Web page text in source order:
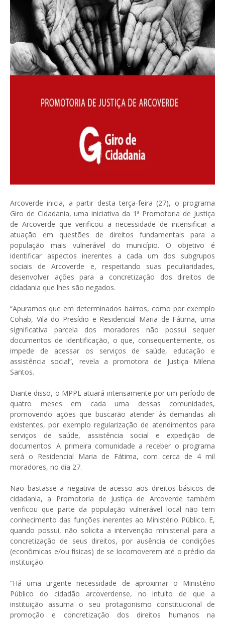
Arcoverde inicia, a partir desta terça-feira (27), o programa
Giro de Cidadania, uma iniciativa da 1ª Promotoria de Justiça
de Arcoverde que verificou a necessidade de intensificar a
atuação em questões de direitos fundamentais para a
população mais vulnerável do município. O objetivo é
identificar aspectos inerentes a cada um dos subgrupos
sociais de Arcoverde e, respeitando suas peculiaridades,
desenvolver ações para a concretização dos direitos de
cidadania que lhes são negados.
“Apuramos que em determinados bairros, como por exemplo
Cohab, Vila do Presídio e Residencial Maria de Fátima, uma
significativa parcela dos moradores não possui sequer
documentos de identificação, o que, consequentemente, os
impede de acessar os serviços de saúde, educação e
assistência social”, revela a promotora de Justiça Milena
Santos.
Diante disso, o MPPE atuará intensamente por um período de
quatro meses em cada uma dessas comunidades,
promovendo ações que buscarão atender às demandas ali
existentes, por exemplo regularização de atendimentos para
serviços de saúde, assistência social e expedição de
documentos. A primeira comunidade a receber o programa
será o Residencial Maria de Fátima, com cerca de 4 mil
moradores, no dia 27.
Não bastasse a negativa de acesso aos direitos básicos de
cidadania, a Promotoria de Justiça de Arcoverde também
verificou que parte da população vulnerável local não tem
conhecimento das funções inerentes ao Ministério Público. E,
quando possui, não solicita a intervenção ministerial para a
concretização de seus direitos, por ausência de condições
(econômicas e/ou físicas) de se locomoverem até o prédio da
instituição.
“Há uma urgente necessidade de aproximar o Ministério
Público do cidadão arcoverdense, no intuito de que a
instituição assuma o seu protagonismo constitucional de
promoção e concretização dos direitos humanos na